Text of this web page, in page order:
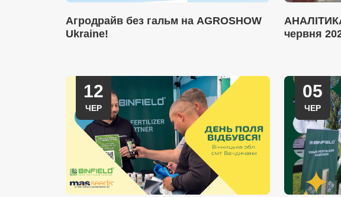
Агродрайв без гальм на AGROSHOW
Ukraine!
червня
12
ЧЕР
05
ЧЕР